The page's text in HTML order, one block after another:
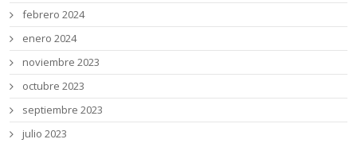
febrero 2024
enero 2024
noviembre 2023
octubre 2023
septiembre 2023
julio 2023